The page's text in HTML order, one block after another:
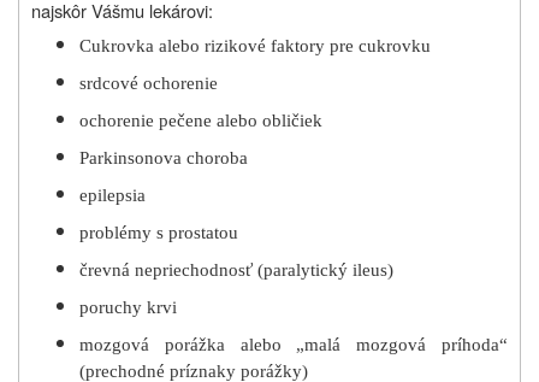
najskôr Vášmu lekárovi:
Cukrovka alebo rizikové faktory pre cukrovku
srdcové ochorenie
ochorenie pečene alebo obličiek
Parkinsonova choroba
epilepsia
problémy s prostatou
črevná nepriechodnosť (paralytický ileus)
poruchy krvi
mozgová porážka alebo „malá mozgová príhoda“
(prechodné príznaky porážky)